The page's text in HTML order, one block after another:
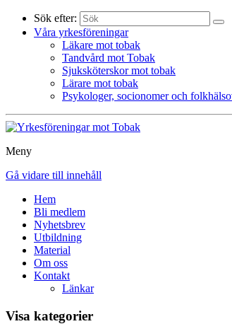
Sök efter:
Våra yrkesföreningar
Läkare mot tobak
Tandvård mot Tobak
Sjuksköterskor mot tobak
Lärare mot tobak
Psykologer, socionomer och
Meny
Gå vidare till innehåll
Hem
Bli medlem
Nyhetsbrev
Utbildning
Material
Om oss
Kontakt
Länkar
Visa kategorier